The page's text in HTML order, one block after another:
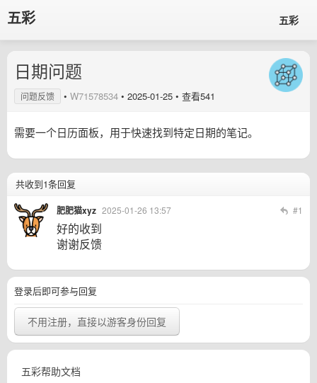
五彩 五彩
日期问题
问题反馈 • W71578534 • 2025-01-25 • 查看541
需要一个日历面板，用于快速找到特定日期的笔记。
共收到1条回复
肥肥猫xyz 2025-01-26 13:57 #1
好的收到
谢谢反馈
登录后即可参与回复
不用注册，直接以游客身份回复
五彩帮助文档